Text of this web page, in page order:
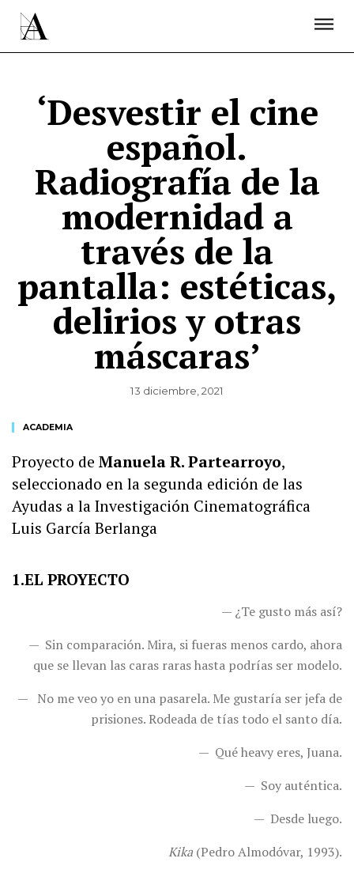
‘Desvestir el cine
español.
Radiografía de la
modernidad a
través de la
pantalla: estéticas,
delirios y otras
máscaras’
13 diciembre, 2021
ACADEMIA
Proyecto de Manuela R. Partearroyo,
seleccionado en la segunda edición de las
Ayudas a la Investigación Cinematográfica
Luis García Berlanga
1.EL PROYECTO
— ¿Te gusto más así?
— Sin comparación. Mira, si fueras menos cardo, ahora
que se llevan las caras raras hasta podrías ser modelo.
— No me veo yo en una pasarela. Me gustaría ser jefa de
prisiones. Rodeada de tías todo el santo día.
— Qué heavy eres, Juana.
— Soy auténtica.
— Desde luego.
Kika (Pedro Almodóvar, 1993).
ÚNETE A LA ACADEMIA DE CINE
PRENSA
NEWSLETTER